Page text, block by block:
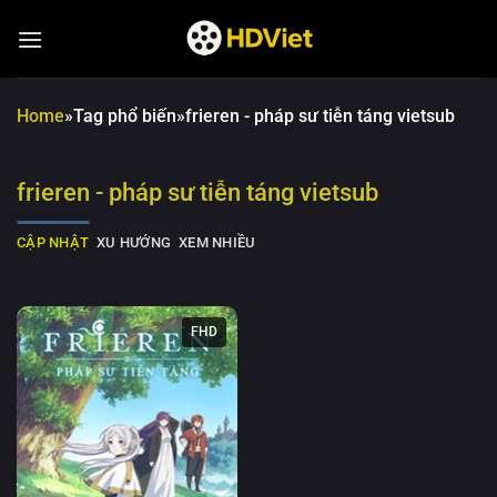
đến
Home»Tag phổ biến»frieren - pháp sư tiễn táng vietsub
frieren - pháp sư tiễn táng vietsub
CẬP NHẬT XU HƯỚNG XEM NHIỀU
FHD